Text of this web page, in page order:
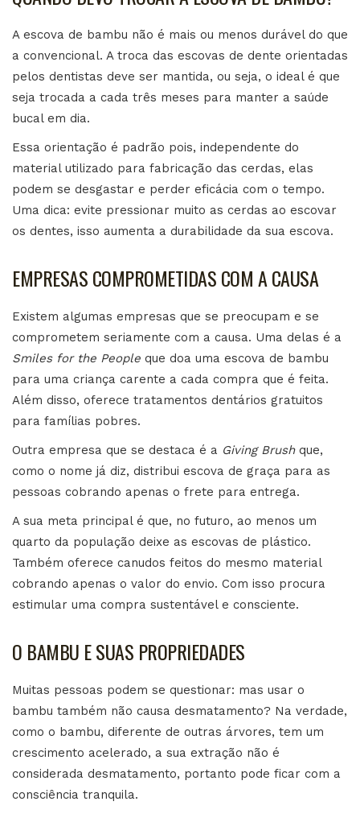
A escova de bambu não é mais ou menos durável do que
a convencional. A troca das escovas de dente orientadas
pelos dentistas deve ser mantida, ou seja, o ideal é que
seja trocada a cada três meses para manter a saúde
bucal em dia.
Essa orientação é padrão pois, independente do
material utilizado para fabricação das cerdas, elas
podem se desgastar e perder eficácia com o tempo.
Uma dica: evite pressionar muito as cerdas ao escovar
os dentes, isso aumenta a durabilidade da sua escova.
EMPRESAS COMPROMETIDAS COM A CAUSA
Existem algumas empresas que se preocupam e se
comprometem seriamente com a causa. Uma delas é a
Smiles for the People que doa uma escova de bambu
para uma criança carente a cada compra que é feita.
Além disso, oferece tratamentos dentários gratuitos
para famílias pobres.
Outra empresa que se destaca é a Giving Brushque,
como o nome já diz, distribui escova de graça para as
pessoas cobrando apenas o frete para entrega.
A sua meta principal é que, no futuro, ao menos um
quarto da população deixe as escovas de plástico.
Também oferece canudos feitos do mesmo material
cobrando apenas o valor do envio. Com isso procura
estimular uma compra sustentável e consciente.
O BAMBU E SUAS PROPRIEDADES
Muitas pessoas podem se questionar: mas usar o
bambu também não causa desmatamento? Na verdade,
como o bambu, diferente de outras árvores, tem um
crescimento acelerado, a sua extração não é
considerada desmatamento, portanto pode ficar com a
consciência tranquila.